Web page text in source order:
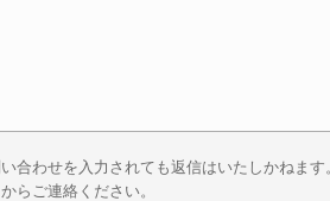
合わせを入力されても返信はいたしかねま
らご連絡ください。